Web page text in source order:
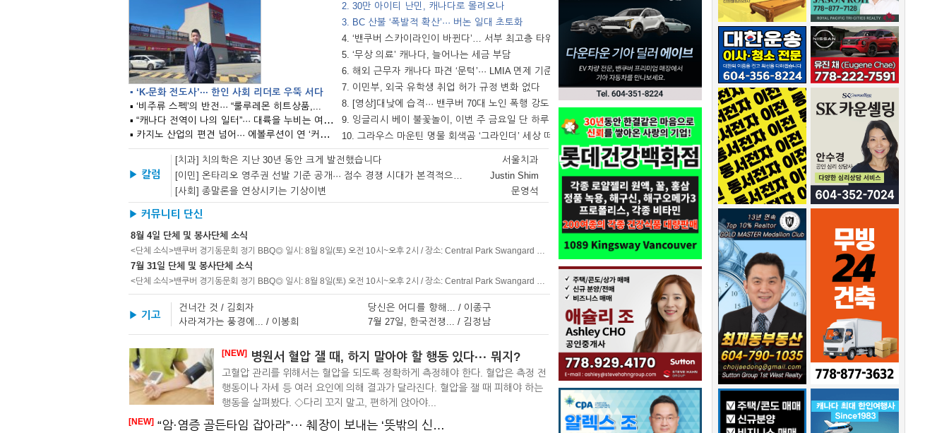
▪ ‘K-문화 전도사’··· 한인 사회 리더로 우뚝 서다
▪ ‘비주류 스펙’의 반전··· “룰루레몬 히트상품,...
▪ “캐나다 전역이 나의 일터”··· 대륙을 누비는 여행 간호사
▪ 카지노 산업의 편견 넘어··· 에볼루션이 연 ‘커리어의 길’
2. 30만 아이티 난민, 캐나다로 몰려오나
3. BC 산불 ‘폭발적 확산’··· 버논 일대 초토화
4. ‘밴쿠버 스카이라인이 바뀐다’… 서부 최고층 타워...
5. ‘무상 의료’ 캐나다, 늘어나는 세금 부담
6. 해외 근무자 캐나다 파견 ‘문턱’··· LMIA 면제 기준...
7. 이민부, 외국 유학생 취업 허가 규정 변화 없다
8. [영상]대낮에 습격··· 밴쿠버 70대 노인 폭행 강도 피해
9. 잉글리시 베이 불꽃놀이, 이번 주 금요일 단 하루 열린다
10. 그라우스 마운틴 명물 회색곰 ‘그라인더’ 세상 떠나
▶ 칼럼
[치과] 치의학은 지난 30년 동안 크게 발전했습니다
서울치과
[이민] 온타리오 영주권 선발 기준 공개··· 점수 경쟁 시대가 본격적으로 시작된다
Justin Shim
[사회] 종말론을 연상시키는 기상이변
문영석
▶ 커뮤니티 단신
8월 4일 단체 및 봉사단체 소식
<단체 소식>밴쿠버 경기동문회 정기 BBQ◎ 일시: 8월 8일(토) 오전 10시~오후 2시 / 장소: Central Park Swangard Stadium 주차장 맞은편(작년과 동일) / 문의: 604
7월 31일 단체 및 봉사단체 소식
<단체 소식>밴쿠버 경기동문회 정기 BBQ◎ 일시: 8월 8일(토) 오전 10시~오후 2시 / 장소: Central Park Swangard Stadium 주차장 맞은편(작년과 동일) / 문의: 604
▶ 기고
건너간 것 / 김회자
당신은 어디를 향해... / 이종구
사라져가는 풍경에... / 이봉희
7월 27일, 한국전쟁... / 김정남
[NEW] 병원서 혈압 잴 때, 하지 말아야 할 행동 있다··· 뭐지?
고혈압 관리를 위해서는 혈압을 되도록 정확하게 측정해야 한다. 혈압은 측정 전
행동이나 자세 등 여러 요인에 의해 결과가 달라진다. 혈압을 잴 때 피해야 하는
행동을 살펴봤다. ◇다리 꼬지 말고, 편하게 앉아야...
[NEW] “암·염증 골든타임 잡아라”··· 췌장이 보내는 ‘뜻밖의 신호’ 3가지